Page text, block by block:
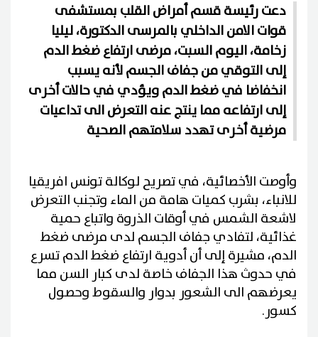
دعت رئيسة قسم أمراض القلب بمستشفى
قوات الامن الداخلي بالمرسى الدكتورة، ليليا
زخامة، اليوم السبت، مرضى ارتفاع ضغط الدم
إلى التوقي من جفاف الجسم لأنه يسبب
انخفاضا في ضغط الدم ويؤدي في حالات أخرى
إلى ارتفاعه مما ينتج عنه التعرض الى تداعيات
مرضية أخرى تهدد سلامتهم الصحية
وأوصت الأخصائية، في تصريح لوكالة تونس افريقيا
للانباء، بشرب كميات هامة من الماء وتجنب التعرض
لاشعة الشمس في أوقات الذروة واتباع حمية
غذائية، لتفادي جفاف الجسم لدى مرضى ضغط
الدم، مشيرة إلى أن أدوية ارتفاع ضغط الدم تسرع
في حدوث هذا الجفاف خاصة لدى كبار السن مما
يعرضهم الى الشعور بدوار والسقوط وحصول
كسور.